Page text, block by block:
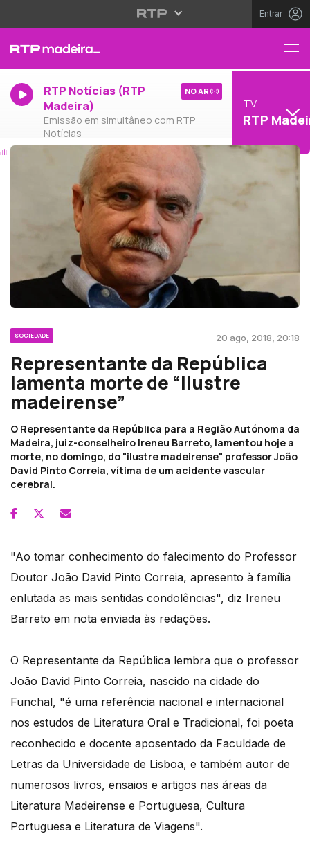
Entrar
RTP Notícias (RTP
Madeira)
Emissão em simultâneo com RTP
Notícias
NO AR
TV
RTP
SOCIEDADE 20 ago, 2018, 20:18
Representante da República
lamenta morte de “ilustre
madeirense”
O Representante da República para a Região Autónoma da
Madeira, juiz-conselheiro Ireneu Barreto, lamentou hoje a
morte, no domingo, do "ilustre madeirense" professor João
David Pinto Correia, vítima de um acidente vascular
cerebral.
"Ao tomar conhecimento do falecimento do Professor
Doutor João David Pinto Correia, apresento à família
enlutada as mais sentidas condolências", diz Ireneu
Barreto em nota enviada às redações.
O Representante da República lembra que o professor
João David Pinto Correia, nascido na cidade do
Funchal, "é uma referência nacional e internacional
nos estudos de Literatura Oral e Tradicional, foi poeta
reconhecido e docente aposentado da Faculdade de
Letras da Universidade de Lisboa, e também autor de
numerosos livros, ensaios e artigos nas áreas da
Literatura Madeirense e Portuguesa, Cultura
Portuguesa e Literatura de Viagens".